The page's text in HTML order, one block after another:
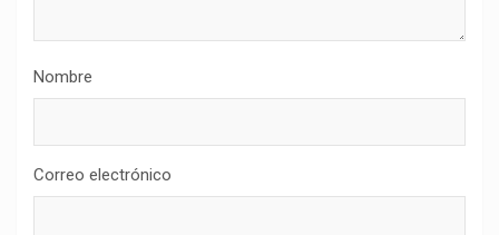
Nombre
Correo electrónico